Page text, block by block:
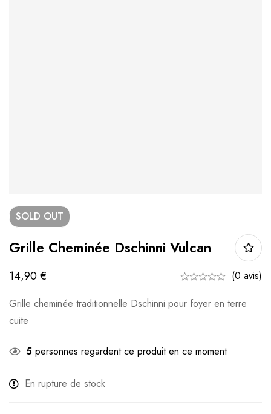
SOLD OUT
Grille Cheminée Dschinni Vulcan
14,90€
(0 avis)
Grille cheminée traditionnelle Dschinni pour foyer en terre
cuite
5 personnes regardent ce produit en ce moment
En rupture de stock